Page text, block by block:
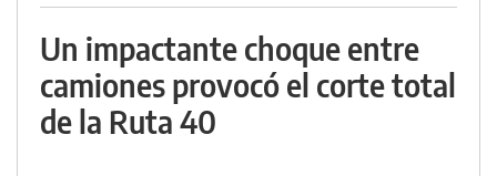
Un impactante choque entre
camiones provocó el corte total
de la Ruta 40